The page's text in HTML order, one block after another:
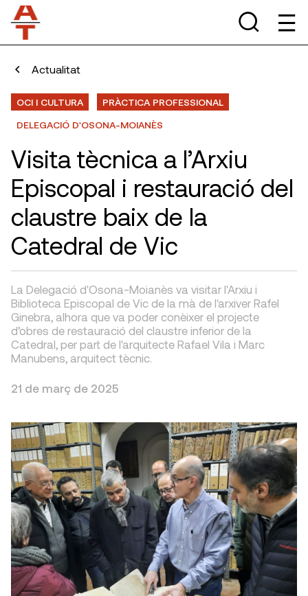
Actualitat
OCI I CULTURA
PRÀCTICA PROFESSIONAL
DELEGACIÓ D'OSONA-MOIANÈS
Visita tècnica a l’Arxiu
Episcopal i restauració del
claustre baix de la
Catedral de Vic
La Delegació d'Osona-Moianès va visitar l'Arxiu i
Biblioteca Episcopal de Vic de la mà de l'arxiver Rafel
Ginebra, alhora que va poder conèixer el projecte
d’obres de restauració del claustre inferior de la
Catedral, per part de l'arquitecte Rafael Vila i Marc
Manubens, arquitect tècnic.
21 de març de 2025